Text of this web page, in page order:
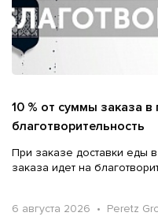
10 % от суммы заказа
благотворительность
При заказе доставки еды
заказа идет на
6 августа 2026 • Peretz